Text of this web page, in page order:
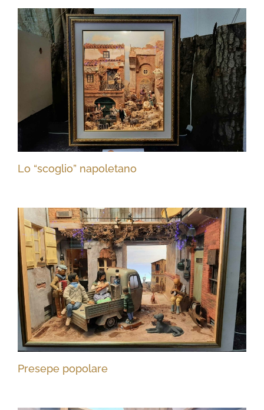
Lo “scoglio” napoletano
Presepe popolare